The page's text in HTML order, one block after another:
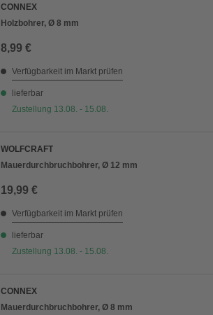
CONNEX
Holzbohrer, Ø 8 mm
8,99 €
Verfügbarkeit im Markt prüfen
lieferbar
Zustellung 13.08. - 15.08.
WOLFCRAFT
Mauerdurchbruchbohrer, Ø 12 mm
19,99 €
Verfügbarkeit im Markt prüfen
lieferbar
Zustellung 13.08. - 15.08.
CONNEX
Mauerdurchbruchbohrer, Ø 8 mm